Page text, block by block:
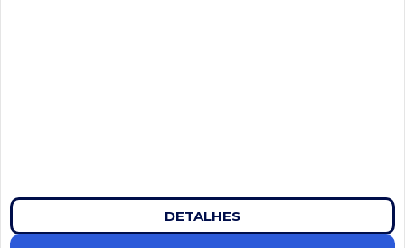
DETALHES